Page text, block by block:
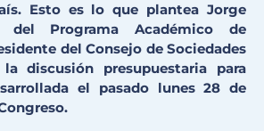
Esto es lo que plantea Jorge
del Programa Académico de
del Consejo de Sociedades
discusión presupuestaria para
el pasado lunes 28 de